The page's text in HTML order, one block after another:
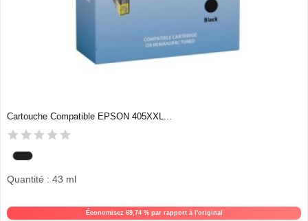
Cartouche Compatible EPSON 405XXL...
Économisez 69,74 % par rapport à l'original
Quantité : 43 ml